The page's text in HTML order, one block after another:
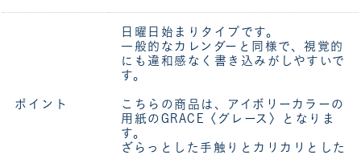
ポイント
日曜日始まりタイプです。
一般的なカレンダーと同様で、視覚的
にも違和感なく書き込みがしやすいで
す。
こちらの商品は、アイボリーカラーの
用紙のGRACE〈グレース〉となりま
す。
ざらっとした手触りとカリカリとした